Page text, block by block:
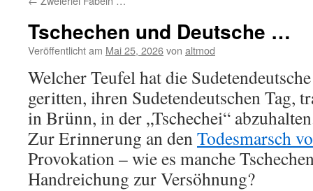
Tschechen und Deutsche …
Veröffentlicht am Mai 25, 2026von altmod
Welcher Teufel hat die
geritten, ihren Sudetendeutschen Tag,
in Brünn, in der „Tschechei“
Zur Erinnerung an denTodesmarsch
Provokation – wie es manche
Handreichung zur Versöhnung?